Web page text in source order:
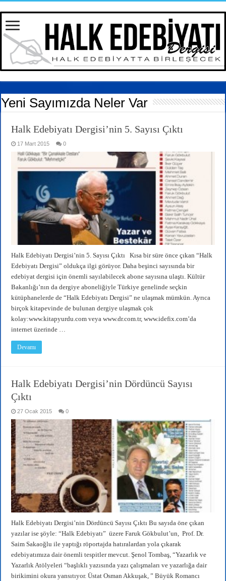
Yeni Sayımızda Neler Var
Halk Edebiyatı Dergisi’nin 5. Sayısı Çıktı
17 Mart 2015 0
Halk Edebiyatı Dergisi’nin 5. Sayısı Çıktı Kısa bir süre önce çıkan “Halk
Edebiyatı Dergisi” oldukça ilgi görüyor. Daha beşinci sayısında bir
edebiyat dergisi için önemli sayılabilecek abone sayısına ulaştı. Kültür
Bakanlığı’nın da dergiye aboneliğiyle Türkiye genelinde seçkin
kütüphanelerde de “Halk Edebiyatı Dergisi” ne ulaşmak mümkün. Ayrıca
birçok kitapevinde de bulunan dergiye ulaşmak çok
kolay:www.kitapyurdu.com veya www.dr.com.tr, www.idefix.com’da
internet üzerinde …
Devamı
Halk Edebiyatı Dergisi’nin Dördüncü Sayısı
Çıktı
27 Ocak 2015 0
Halk Edebiyatı Dergisi’nin Dördüncü Sayısı Çıktı Bu sayıda öne çıkan
yazılar ise şöyle: “Halk Edebiyatı” üzere Faruk Gökbulut’un, Prof. Dr.
Saim Sakaoğlu ile yaptığı röportajda hatıralardan yola çıkarak
edebiyatımıza dair önemli tespitler mevcut. Şenol Tombaş, “Yazarlık ve
Yazarlık Atölyeleri “başlıklı yazısında yazı çalışmaları ve yazarlığa dair
birikimini okura yansıtıyor. Üstat Osman Akkuşak, ” Büyük Romancı